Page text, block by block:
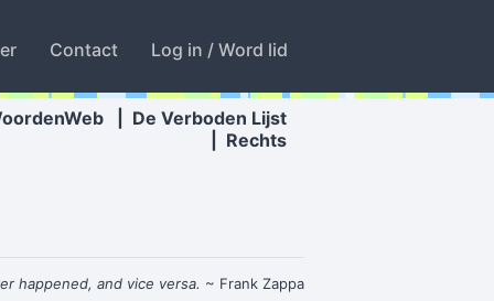
Contact Log in / Word lid
De Verboden Lijst
Rechts
happened, and vice versa. ~ Frank Zappa